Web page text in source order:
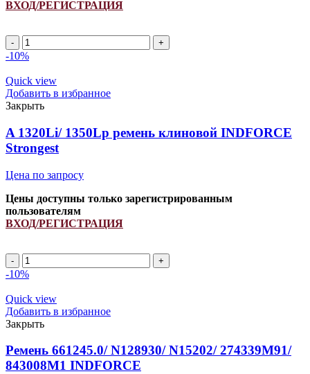
ВХОД/РЕГИСТРАЦИЯ
Ремень
H206807/
L53299/
038355T1/
1041614M1/
216897M1/
2839975M1/
2839978M1/
615790/
86517938
quantity
-10%
Quick view
Добавить в избранное
Закрыть
A 1320Li/ 1350Lp ремень клиновой INDFORCE
Strongest
Цена по запросу
Цены доступны только зарегистрированным
пользователям
ВХОД/РЕГИСТРАЦИЯ
A
1320Li/
ремень
клиновой
INDFORCE
Strongest
quantity
-10%
Quick view
Добавить в избранное
Закрыть
Ремень 661245.0/ N128930/ N15202/ 274339M91/
843008M1 INDFORCE